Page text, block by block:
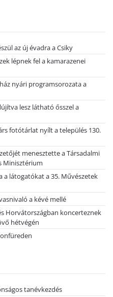
az új évadra a Csiky
lépnek fel a kamarazenei
nyári programsorozata a
lesz látható ősszel a
fotótárlat nyílt a település 130.
menesztette a Társadalmi
Minisztérium
a látogatókat a 35. Művészetek
a kévé mellé
Horvátországban koncerteznek
hétvégén
tanévkezdés